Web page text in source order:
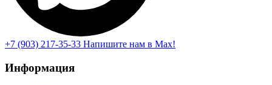
+7 (903) 217-35-33 Напишите нам в Max!
Информация